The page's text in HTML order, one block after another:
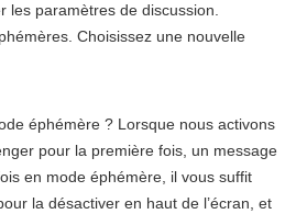
les paramètres de discussion.
Choisissez une nouvelle
éphémère ? Lorsque nous activons
pour la première fois, un message
en mode éphémère, il vous suffit
la désactiver en haut de l’écran, et